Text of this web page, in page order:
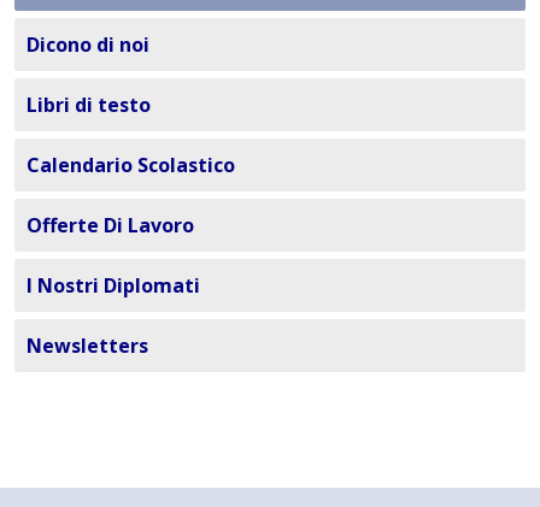
Dicono di noi
Libri di testo
Calendario Scolastico
Offerte Di Lavoro
I Nostri Diplomati
Newsletters